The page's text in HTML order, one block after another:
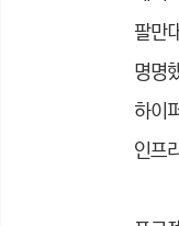
팔만
명명
하이
인프